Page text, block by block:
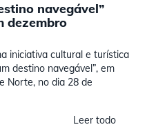
navegável”
dezembro
iniciativa cultural e turística
destino navegável”, em
Norte, no dia 28 de
Leer todo